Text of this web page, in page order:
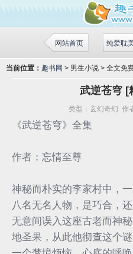
网站首页 纯爱耽
当前位置： 趣书网 > 男生小说 > 全文免
武逆苍穹 [
类型：玄幻奇幻 作
《武逆苍穹》全集
作者：忘情至尊
神秘而朴实的李家村中，
八名无名人物，是巧合，
无意间误入这座古老而神
地圣果，从此他彻查这个